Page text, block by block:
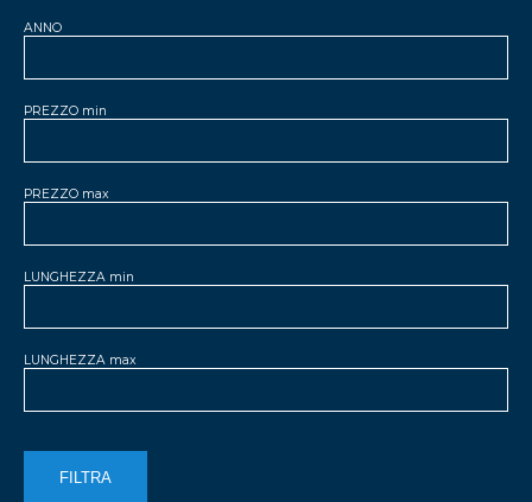
ANNO
PREZZO min
PREZZO max
LUNGHEZZA min
LUNGHEZZA max